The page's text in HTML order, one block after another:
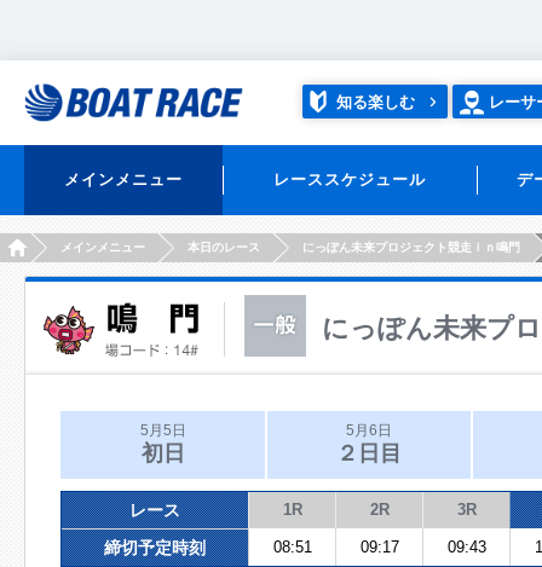
知る楽しむ レーサ
メインメニュー レーススケジュール デ
HOMEメインメニュー 本日のレース にっぽん未来プロジェクト競走ｉｎ鳴門
にっぽん未来プ
5月5日
初日
5月6日
２日目
レース 1R 2R 3R
締切予定時刻 08:51 09:17 09:43